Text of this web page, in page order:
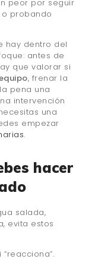
peor por seguir
probando
hay dentro del
antes de
que valorar si
, frenar la
pena una
intervención
una
empezar
.
hacer
salada,
evita estos